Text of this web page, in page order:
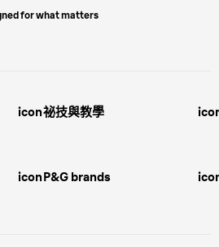
for what matters
icon祕技與教學
關於美麗肌膚的一切
iconP&G brands